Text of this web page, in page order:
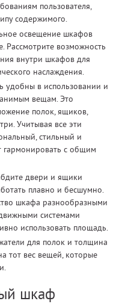
пользователя,
содержимого.
освещение шкафов
Рассмотрите возможность
внутри шкафов для
наслаждения.
в использовании и
вещам. Это
полок, ящиков,
Учитывая все эти
стильный и
гармонировать с общим
двери и ящики
плавно и бесшумно.
шкафа разнообразными
системами
использовать площадь.
для полок и толщина
тот вес вещей, которые
шкаф